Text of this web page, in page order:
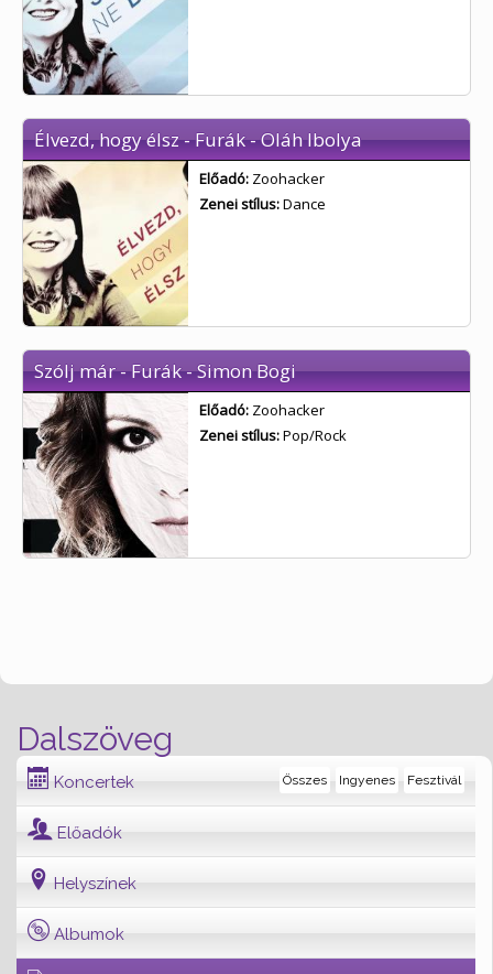
Dalszöveg
Koncertek Fesztivál
Ingyenes
Összes
Előadók
Helyszínek
Albumok
Élvezd, hogy élsz - Furák - Oláh Ibolya
Előadó: Zoohacker
Zenei stílus:Dance
Szólj már - Furák - Simon Bogi
Előadó: Zoohacker
Zenei stílus:Pop/Rock